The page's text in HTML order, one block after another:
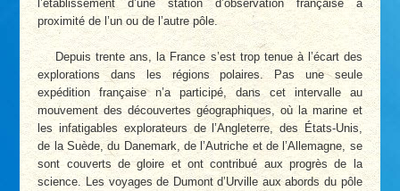
l’établissement d’une station d’observation française à
proximité de l’un ou de l’autre pôle.
Depuis trente ans, la France s’est trop tenue à l’écart des
explorations dans les régions polaires. Pas une seule
expédition française n’a participé, dans cet intervalle au
mouvement des découvertes géographiques, où la marine et
les infatigables explorateurs de l’Angleterre, des États-Unis,
de la Suède, du Danemark, de l’Autriche et de l’Allemagne, se
sont couverts de gloire et ont contribué aux progrès de la
science. Les voyages de Dumont d’Urville aux abords du pôle